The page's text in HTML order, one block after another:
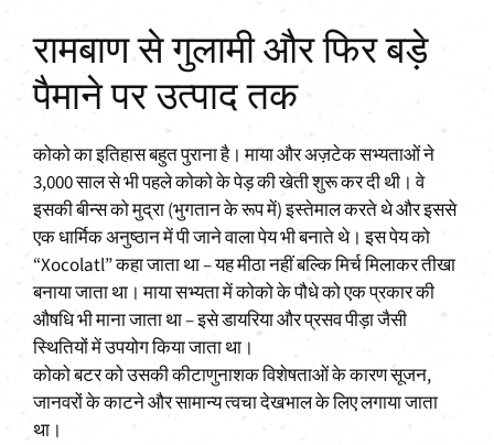
रामबाण से गुलामी और फिर बड़े
पैमाने पर उत्पाद तक
कोको का इतिहास बहुत पुराना है। माया और अज़टेक सभ्यताओं ने
3,000 साल से भी पहले कोको के पेड़ की खेती शुरू कर दी थी। वे
इसकी बीन्स को मुद्रा (भुगतान के रूप में) इस्तेमाल करते थे और इससे
एक धार्मिक अनुष्ठान में पी जाने वाला पेय भी बनाते थे। इस पेय को
“Xocolatl” कहा जाता था – यह मीठा नहीं बल्कि मिर्च मिलाकर तीखा
बनाया जाता था। माया सभ्यता में कोको के पौधे को एक प्रकार की
औषधि भी माना जाता था – इसे डायरिया और प्रसव पीड़ा जैसी
स्थितियों में उपयोग किया जाता था।
कोको बटर को उसकी कीटाणुनाशक विशेषताओं के कारण सूजन,
जानवरों के काटने और सामान्य त्वचा देखभाल के लिए लगाया जाता
था।